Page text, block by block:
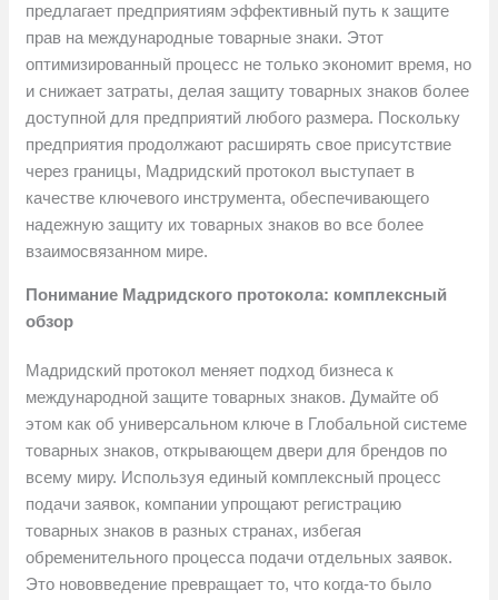
предлагает предприятиям эффективный путь к защите
прав на международные товарные знаки. Этот
оптимизированный процесс не только экономит время, но
и снижает затраты, делая защиту товарных знаков более
доступной для предприятий любого размера. Поскольку
предприятия продолжают расширять свое присутствие
через границы, Мадридский протокол выступает в
качестве ключевого инструмента, обеспечивающего
надежную защиту их товарных знаков во все более
взаимосвязанном мире.
Понимание Мадридского протокола: комплексный
обзор
Мадридский протокол меняет подход бизнеса к
международной защите товарных знаков. Думайте об
этом как об универсальном ключе в Глобальной системе
товарных знаков, открывающем двери для брендов по
всему миру. Используя единый комплексный процесс
подачи заявок, компании упрощают регистрацию
товарных знаков в разных странах, избегая
обременительного процесса подачи отдельных заявок.
Это нововведение превращает то, что когда-то было